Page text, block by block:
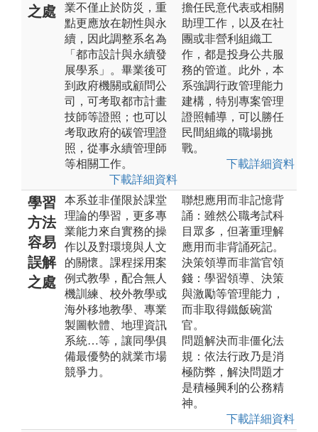
之處
業不僅止於防災，重
點更應放在韌性與永
續，因此調整系名為
「都市設計與永續發
展學系」。畢業後可
到政府機關或顧問公
司，可考取都市計畫
技師等證照；也可以
考取政府的碳管理證
照，從事永續管理師
等相關工作。
下載詳細資料
擔任民意代表或相關
助理工作，以及在社
團或非營利組織工
作，都是投身公共服
務的管道。此外，本
系強調行政管理能力
建構，特別專案管理
證照輔導，可以勝任
民間組織的職場挑
戰。
下載詳細資料
學習
方法
容易
誤解
之處
本系並非僅限於課堂
理論的學習，更多專
業能力來自實務的操
作以及對環境與人文
的關懷。課程採用案
例式教學，配合無人
機訓練、校外教學或
海外移地教學、專業
製圖軟體、地理資訊
系統…等，讓同學俱
備最優勢的就業市場
競爭力。
聯想應用而非記憶背
誦：雖然公職考試科
目眾多，但著重理解
應用而非背誦死記。
決策領導而非當官領
錢：學習領導、決策
與激勵等管理能力，
而非取得鐵飯碗當
官。
問題解決而非僵化法
規：依法行政乃是消
極防弊，解決問題才
是積極興利的公務精
神。
下載詳細資料